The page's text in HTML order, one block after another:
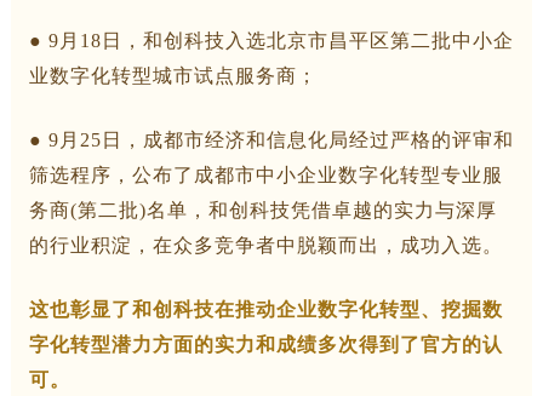
● 9月18日， 和创科技入选北京市昌平区第二批中小企
业数字化转型城市试点服务商；
● 9月25日， 成都市经济和信息化局经过严格的评审和
筛选程序，公布了成都市中小企业数字化转型专业服
务商(第二批)名单，和创科技凭借卓越的实力与深厚
的行业积淀，在众多竞争者中脱颖而出，成功入选。
这也彰显了和创科技在推动企业数字化转型、挖掘数
字化转型潜力方面的实力和成绩多次得到了官方的认
可。